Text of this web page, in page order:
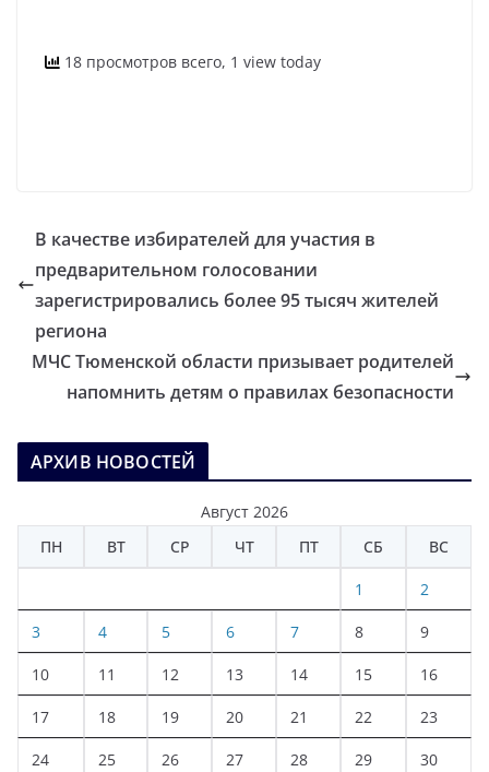
18 просмотров всего, 1 view today
В качестве избирателей для участия в
предварительном голосовании
зарегистрировались более 95 тысяч жителей
региона
МЧС Тюменской области призывает родителей
напомнить детям о правилах безопасности
АРХИВ НОВОСТЕЙ
Август 2026
ПН
ВТ СР ЧТ ПТ СБ ВС
1 2
3 4 5 6 7 8 9
10 11 12 13 14 15 16
17 18 19 20 21 22 23
24 25 26 27 28 29 30